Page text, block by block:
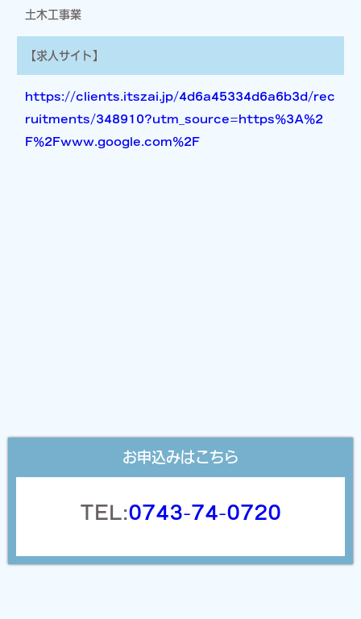
の改善に努めます。
土木工事業
【求人サイト】
https://clients.itszai.jp/4d6a45334d6a6b3d/rec
ruitments/348910?utm_source=https%3A%2
F%2Fwww.google.com%2F
お申込みはこちら
TEL:0743-74-0720